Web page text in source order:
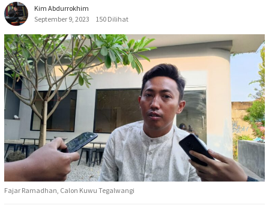
Kim Abdurrokhim
September 9, 2023
150 Dilihat
Fajar Ramadhan, Calon Kuwu Tegalwangi